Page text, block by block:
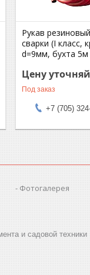
Рукав
сварки (I класс,
d=9мм, бухта 5м
Цену
Под заказ
+7 (705)
Фотогалерея
и садовой техники